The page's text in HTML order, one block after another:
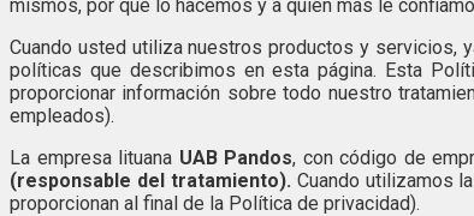
mismos, por qué lo hacemos y a quién más le
Cuando usted utiliza nuestros productos y servicios,
políticas que describimos en esta página. Esta
proporcionar información sobre todo nuestro
empleados).
La empresa lituana UAB Pandos, con código de
(responsable del tratamiento). Cuando utilizamos
proporcionan al final de la Política de privacidad).